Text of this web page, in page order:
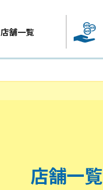
店舗一覧
店舗一覧